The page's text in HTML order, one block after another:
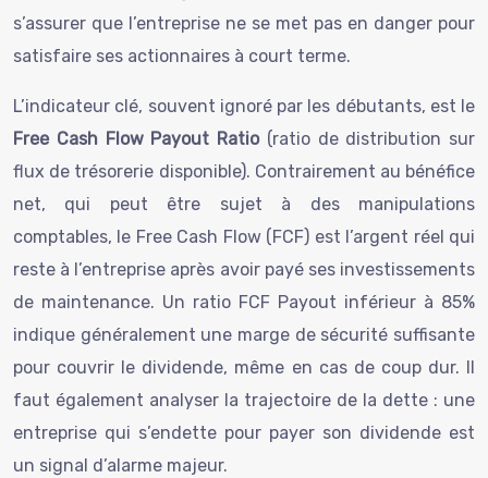
s’assurer que l’entreprise ne se met pas en danger pour
satisfaire ses actionnaires à court terme.
L’indicateur clé, souvent ignoré par les débutants, est le
Free Cash Flow Payout Ratio(ratio de distribution sur
flux de trésorerie disponible). Contrairement au bénéfice
net, qui peut être sujet à des manipulations
comptables, le Free Cash Flow (FCF) est l’argent réel qui
reste à l’entreprise après avoir payé ses investissements
de maintenance. Un ratio FCF Payout inférieur à 85%
indique généralement une marge de sécurité suffisante
pour couvrir le dividende, même en cas de coup dur. Il
faut également analyser la trajectoire de la dette : une
entreprise qui s’endette pour payer son dividende est
un signal d’alarme majeur.